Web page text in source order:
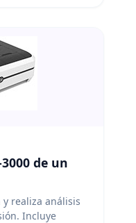
de un
realiza análisis
Incluye